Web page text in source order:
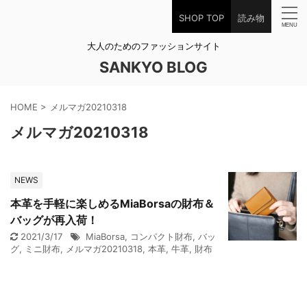
SHOP TOP 読み物
大人のためのファッションサイト
SANKYO BLOG
HOME > メルマガ20210318
メルマガ20210318
NEWS
本革を手軽に楽しめるMiaBorsaの財布＆
バッグが再入荷！
2021/3/17 MiaBorsa, コンパクト財布, バッ
グ, ミニ財布, メルマガ20210318, 本革, 牛革, 財布